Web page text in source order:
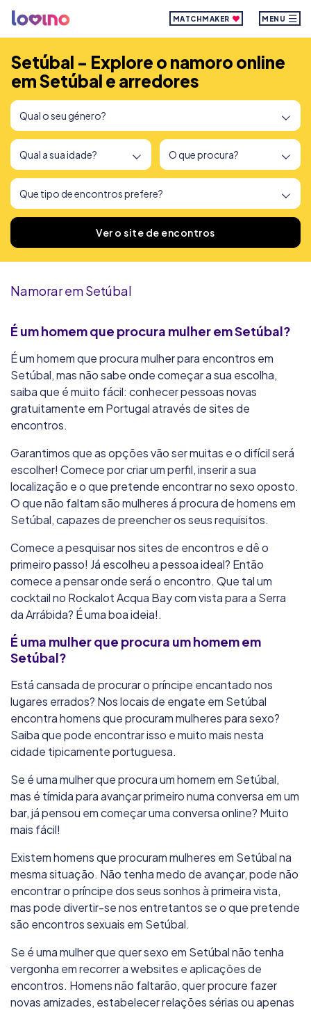
MATCHMAKER MENU
Setúbal - Explore o namoro online
em Setúbal e arredores
Encontrámos Ver o site de encontros
Namorar em Setúbal
É um homem que procura mulher em Setúbal?
É um homem que procura mulher para encontros em
Setúbal, mas não sabe onde começar a sua escolha,
saiba que é muito fácil: conhecer pessoas novas
gratuitamente em Portugal através de sites de
encontros.
Garantimos que as opções vão ser muitas e o difícil será
escolher! Comece por criar um perfil, inserir a sua
localização e o que pretende encontrar no sexo oposto.
O que não faltam são mulheres á procura de homens em
Setúbal, capazes de preencher os seus requisitos.
Comece a pesquisar nos sites de encontros e dê o
primeiro passo! Já escolheu a pessoa ideal? Então
comece a pensar onde será o encontro. Que tal um
cocktail no Rockalot Acqua Bay com vista para a Serra
da Arrábida? É uma boa ideia!.
É uma mulher que procura um homem em
Setúbal?
Está cansada de procurar o príncipe encantado nos
lugares errados? Nos locais de engate em Setúbal
encontra homens que procuram mulheres para sexo?
Saiba que pode encontrar isso e muito mais nesta
cidade tipicamente portuguesa.
Se é uma mulher que procura um homem em Setúbal,
mas é tímida para avançar primeiro numa conversa em um
bar, já pensou em começar uma conversa online? Muito
mais fácil!
Existem homens que procuram mulheres em Setúbal na
mesma situação. Não tenha medo de avançar, pode não
encontrar o príncipe dos seus sonhos à primeira vista,
mas pode divertir-se nos entretantos se o que pretende
são encontros sexuais em Setúbal.
Se é uma mulher que quer sexo em Setúbal não tenha
vergonha em recorrer a websites e aplicações de
encontros. Homens não faltarão, quer procure fazer
novas amizades, estabelecer relações sérias ou apenas